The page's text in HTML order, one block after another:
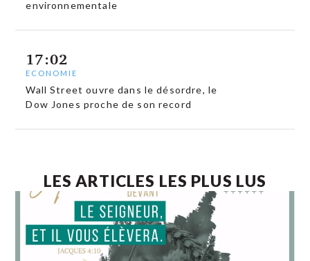
environnementale
17:02
ECONOMIE
Wall Street ouvre dans le désordre, le
Dow Jones proche de son record
LES ARTICLES LES PLUS LUS